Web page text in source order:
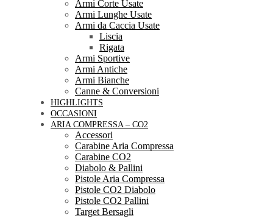
Armi Corte Usate
Armi Lunghe Usate
Armi da Caccia Usate
Liscia
Rigata
Armi Sportive
Armi Antiche
Armi Bianche
Canne & Conversioni
HIGHLIGHTS
OCCASIONI
ARIA COMPRESSA – CO2
Accessori
Carabine Aria Compressa
Carabine CO2
Diabolo & Pallini
Pistole Aria Compressa
Pistole CO2 Diabolo
Pistole CO2 Pallini
Target Bersagli